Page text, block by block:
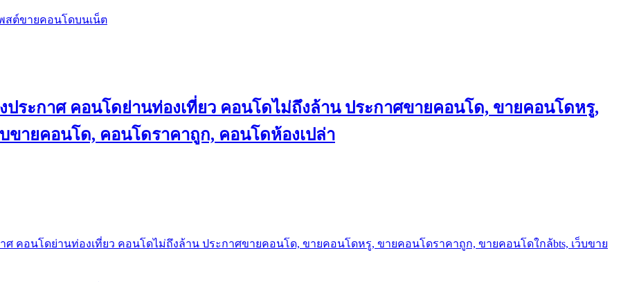
สต์ขายคอนโดบนเน็ต
ประกาศ คอนโดย่านท่องเที่ยว คอนโดไม่ถึงล้าน ประกาศขายคอนโด, ขายคอนโดหรู,
ขายคอนโด, คอนโดราคาถูก, คอนโดห้องเปล่า
ศ คอนโดย่านท่องเที่ยว คอนโดไม่ถึงล้าน ประกาศขายคอนโด, ขายคอนโดหรู, ขายคอนโดราคาถูก, ขายคอนโดใกล้bts, เว็บขาย